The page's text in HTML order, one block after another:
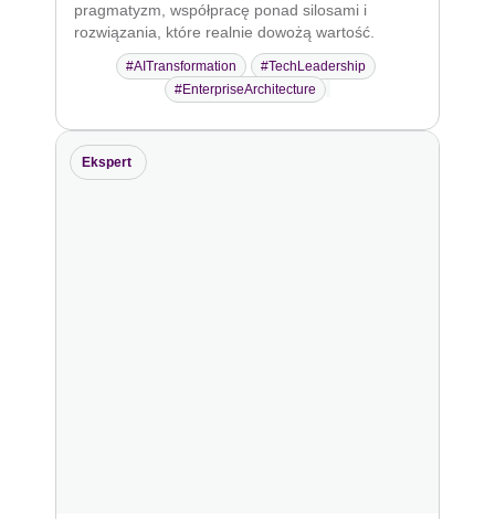
pragmatyzm, współpracę ponad silosami i
rozwiązania, które realnie dowożą wartość.
#AITransformation
#TechLeadership
#EnterpriseArchitecture
Ekspert